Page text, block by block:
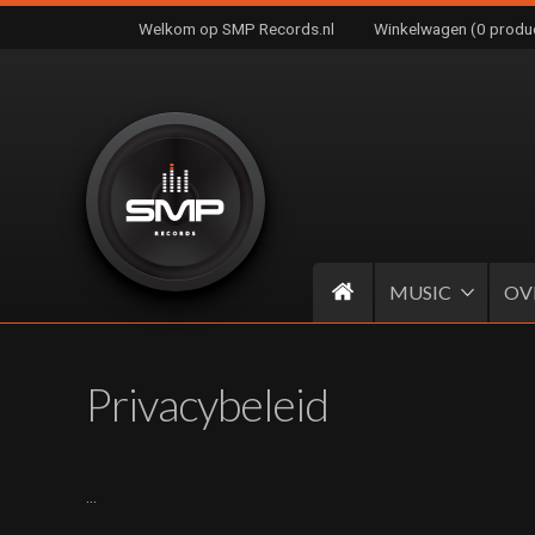
Welkom op SMP Records.nl Winkelwagen (0
MUSIC
Privacybeleid